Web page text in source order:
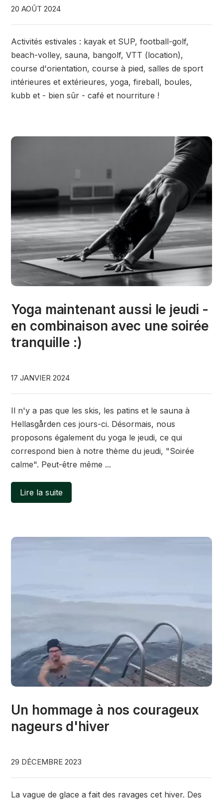
20 AOÛT 2024
Activités estivales : kayak et SUP, football-golf,
beach-volley, sauna, bangolf, VTT (location),
course d'orientation, course à pied, salles de sport
intérieures et extérieures, yoga, fireball, boules,
kubb et - bien sûr - café et nourriture !
Yoga maintenant aussi le jeudi -
en combinaison avec une soirée
tranquille :)
17 JANVIER 2024
Il n'y a pas que les skis, les patins et le sauna à
Hellasgården ces jours-ci. Désormais, nous
proposons également du yoga le jeudi, ce qui
correspond bien à notre thème du jeudi, "Soirée
calme". Peut-être même ...
Lire la suite
Un hommage à nos courageux
nageurs d'hiver
29 DÉCEMBRE 2023
La vague de glace a fait des ravages cet hiver. Des